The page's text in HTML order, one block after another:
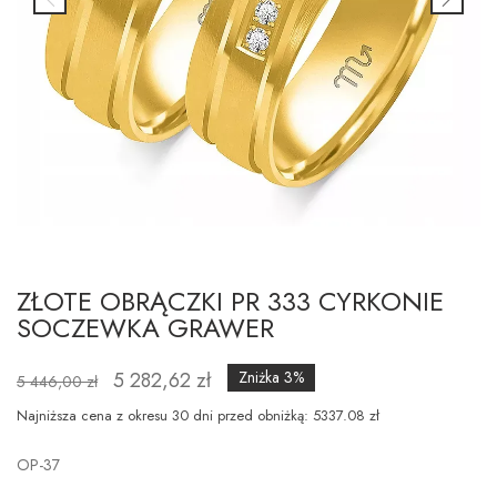
ZŁOTE OBRĄCZKI PR 333 CYRKONIE
SOCZEWKA GRAWER
5 446,00 zł 5 282,62 zł Zniżka 3%
Najniższa cena z okresu 30 dni przed obniżką: 5337.08 zł
OP-37